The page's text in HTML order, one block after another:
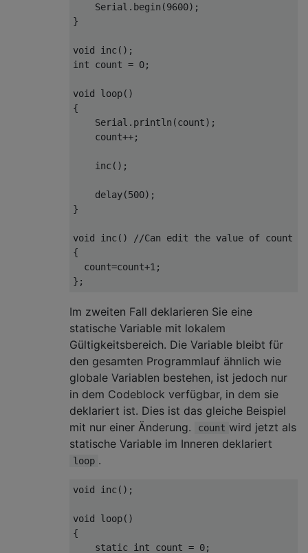
Serial . begin (9600);
}
void inc ();
int count = 0;
void loop()
{
Serial . println (count);
    count
++;
    inc
();
    delay
(500);
}
void inc ()
//Can edit the value of count
{
  count
=count+1 ;
};
Im zweiten Fall deklarieren Sie eine
statische Variable mit lokalem
Gültigkeitsbereich. Die Variable bleibt für
den gesamten Programmlauf ähnlich wie
globale Variablen bestehen, ist jedoch nur
in dem Codeblock verfügbar, in dem sie
deklariert ist. Dies ist das gleiche Beispiel
mit nur einer Änderung.
count wird jetzt als
statische Variable im Inneren deklariert
loop .
void inc ();
void loop()
{
static
int count = 0;